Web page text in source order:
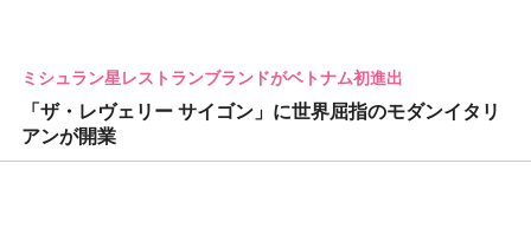
ミシュラン星レストランブランドがベトナム初進出
「ザ・レヴェリー サイゴン」に世界屈指のモダンイタリ
アンが開業